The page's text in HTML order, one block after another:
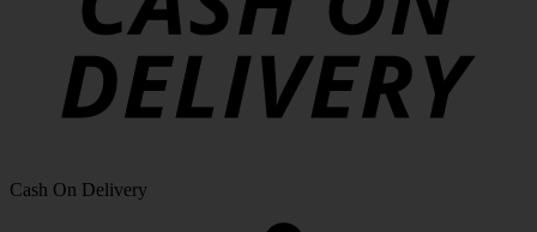
Cash On Delivery